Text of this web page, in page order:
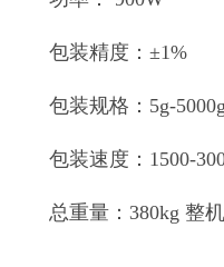
包装精度：±1%
包装规格：5g-5000g
包装速度：1500-
总重量：380kg 整